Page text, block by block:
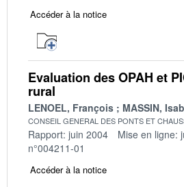
Accéder à la notice
Evaluation des OPAH et
rural
LENOEL, François MASSIN,
CONSEIL GENERAL DES PONTS ET
Rapport: juin 2004 Mise en ligne:
n°004211-01
Accéder à la notice